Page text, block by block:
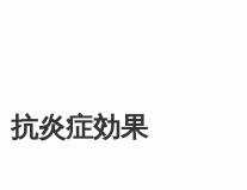
抗炎症効果